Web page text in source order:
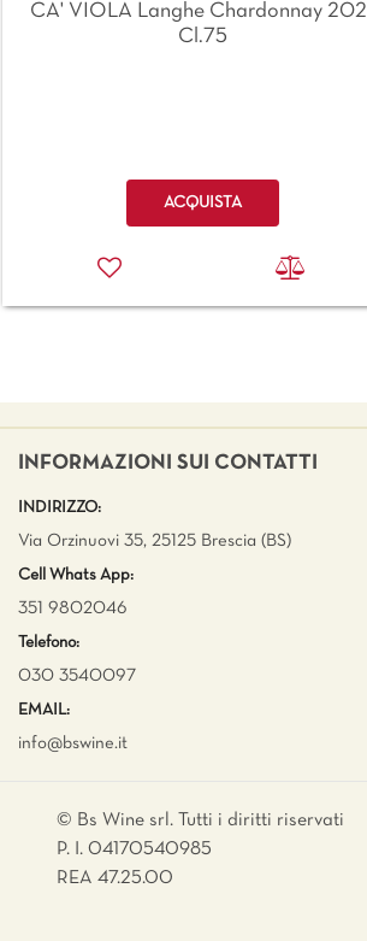
CA' VIOLA Langhe Chardonnay 2021
Cl.75
Quantità
ACQUISTA
INFORMAZIONI SUI CONTATTI
INDIRIZZO:
Via Orzinuovi 35, 25125 Brescia (BS)
Cell Whats App:
351 9802046
Telefono:
030 3540097
EMAIL:
info@bswine.it
© Bs Wine srl. Tutti i diritti riservati
P. I. 04170540985
REA 47.25.00